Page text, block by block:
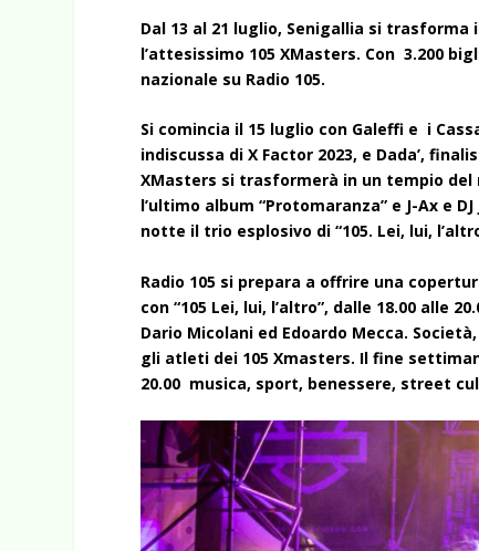
Dal 13 al 21 luglio, Senigallia si
l’attesissimo 105 XMasters. Con 3.200
nazionale su Radio 105.
Si comincia il 15 luglio con Galeffi e i
indiscussa di X Factor 2023, e Dada’,
XMasters si trasformerà in un tempio del
l’ultimo album “Protomaranza” e J-Ax e
notte il trio esplosivo di “105. Lei, lui,
Radio 105 si prepara a offrire una
con “105 Lei, lui, l’altro”, dalle 18.00 alle
Dario Micolani ed Edoardo Mecca.
gli atleti dei 105 Xmasters. Il fine
20.00 musica, sport, benessere, street